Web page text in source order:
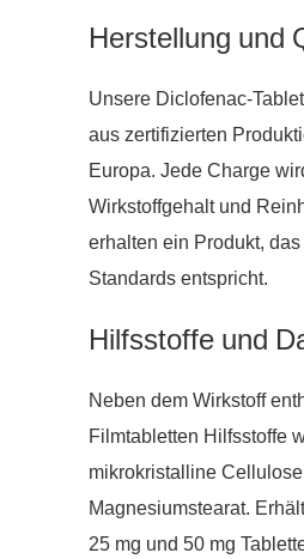
Herstellung und
Unsere Diclofenac-
aus zertifizierten
Europa. Jede Charge
Wirkstoffgehalt und
erhalten ein Produkt,
Standards entspricht.
Hilfsstoffe und
Neben dem Wirkstoff
Filmtabletten Hilfsstoffe
mikrokristalline
Magnesiumstearat.
25 mg und 50 mg